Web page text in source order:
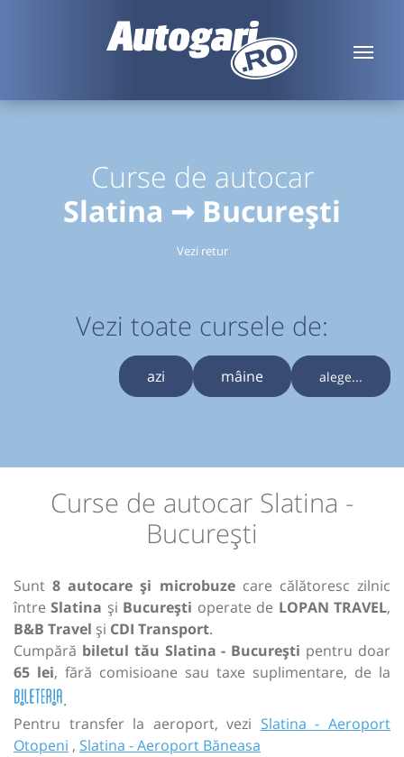
Curse de autocar
Slatina ➞ București
Vezi retur
Vezi toate cursele de:
azi mâine alege...
Curse de autocar Slatina -
București
Sunt8 autocare și microbuzecare călătoresc zilnic
întreSlatina și București operate de LOPAN TRAVEL,
B&B Travel și CDI Transport.
Cumpără biletul tău Slatina - București pentru doar
65 lei, fără comisioane sau taxe suplimentare, de la
.
Pentru transfer la aeroport, vezi Slatina - Aeroport
Otopeni , Slatina - Aeroport Băneasa